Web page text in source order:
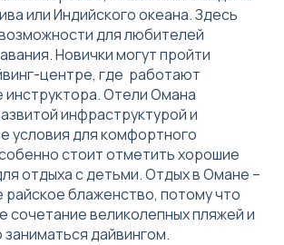
или Индийского океана. Здесь
для любителей
Новички могут пройти
центре, где работают
инструктора. Отели Омана
инфраструктурой и
условия для комфортного
стоит отметить хорошие
отдыха с детьми. Отдых в Омане –
блаженство, потому что
сочетание великолепных пляжей и
дайвингом.